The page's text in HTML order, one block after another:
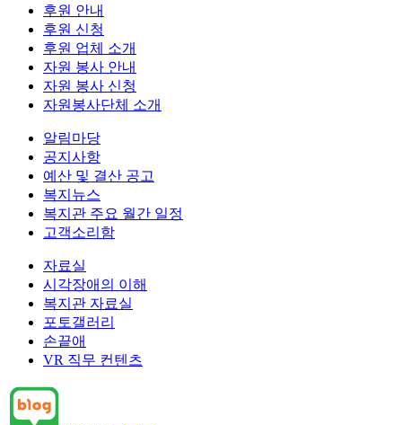
후원 안내
후원 신청
후원 업체 소개
자원 봉사 안내
자원 봉사 신청
자원봉사단체 소개
알림마당
공지사항
예산 및 결산 공고
복지뉴스
복지관 주요 월간 일정
고객소리함
자료실
시각장애의 이해
복지관 자료실
포토갤러리
손끝애
VR 직무 컨텐츠